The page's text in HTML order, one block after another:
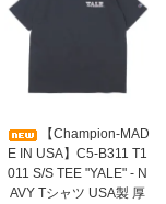
【Champion-MAD
E IN USA】C5-B311 T1
011 S/S TEE "YALE" - N
AVY Tシャツ USA製 厚